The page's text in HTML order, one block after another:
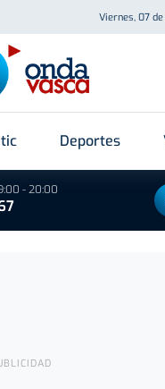
Viernes, 07
Deportes
- 20:00